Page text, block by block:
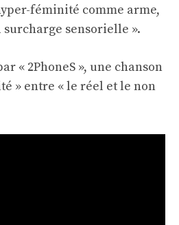
féminité comme arme,
surcharge sensorielle ».
« 2PhoneS », une chanson
» entre « le réel et le non